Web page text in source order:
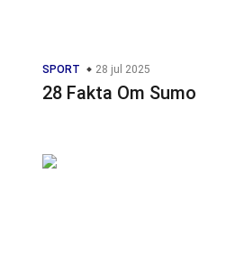
SPORT 28 jul 2025
28 Fakta Om Sumo